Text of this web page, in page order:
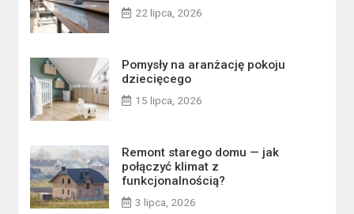
22 lipca, 2026
Pomysły na aranżację pokoju
dziecięcego
15 lipca, 2026
Remont starego domu — jak
połączyć klimat z
funkcjonalnością?
3 lipca, 2026